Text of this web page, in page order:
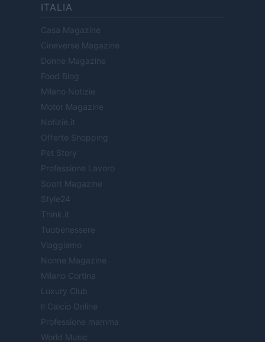
ITALIA
Casa Magazine
Cineverse Magazine
Donne Magazine
Food Blog
Milano Notizie
Motor Magazine
Notizie.it
Offerte Shopping
Pet Story
Professione Lavoro
Sport Magazine
Style24
Think.it
Tuobenessere
Viaggiamo
Nonne Magazine
Milano Cortina
Luxury Club
Il Calcio Online
Professione mamma
World Music